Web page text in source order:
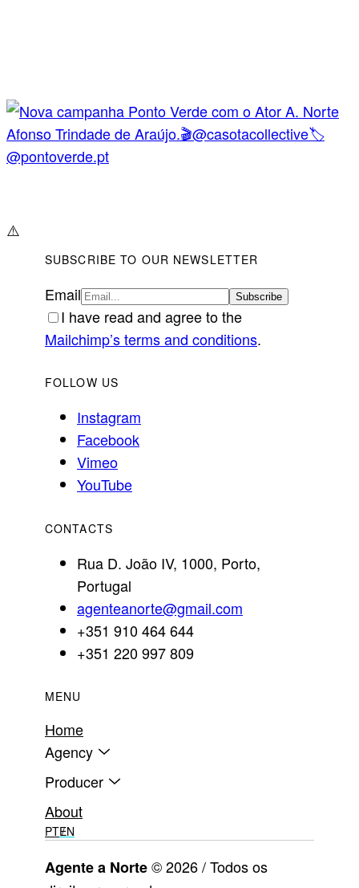
⚠️
SUBSCRIBE TO OUR NEWSLETTER
Email
I have read and agree to the
Mailchimp’s terms and conditions.
FOLLOW US
Instagram
Facebook
Vimeo
YouTube
CONTACTS
Rua D. João IV, 1000, Porto,
Portugal
agenteanorte@gmail.com
+351 910 464 644
+351 220 997 809
MENU
Home
Agency
Producer
About
EN
PT
Agente a Norte© 2026 / Todos os